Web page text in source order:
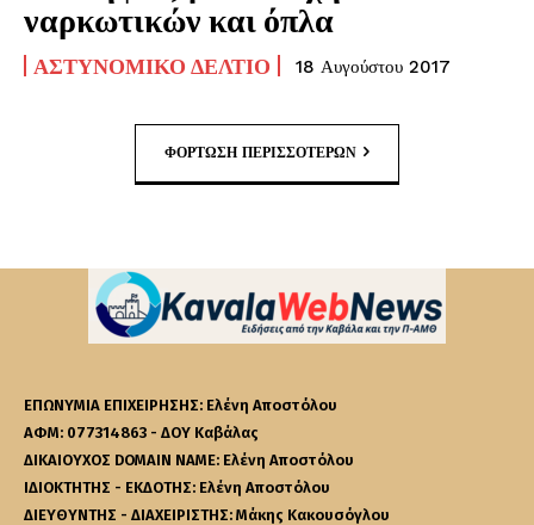
ναρκωτικών και όπλα
ΑΣΤΥΝΟΜΙΚΌ ΔΕΛΤΊΟ 18 Αυγούστου 2017
ΦΌΡΤΩΣΗ ΠΕΡΙΣΣΟΤΈΡΩΝ
ΕΠΩΝΥΜΙΑ ΕΠΙΧΕΙΡΗΣΗΣ: Ελένη Αποστόλου
ΑΦΜ: 077314863 - ΔΟΥ Καβάλας
ΔΙΚΑΙΟΥΧΟΣ DOMAIN NAME: Ελένη Αποστόλου
ΙΔΙΟΚΤΗΤΗΣ - ΕΚΔΟΤΗΣ: Ελένη Αποστόλου
ΔΙΕΥΘΥΝΤΗΣ - ΔΙΑΧΕΙΡΙΣΤΗΣ: Μάκης Κακουσόγλου